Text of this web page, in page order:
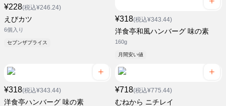
¥228(税込¥246.24)
えびカツ
6個入り
セブンザプライス
¥318(税込¥343.44)
洋食亭和風ハンバーグ 味の素
160g
月間安い値
¥318(税込¥343.44)
洋食亭ハンバーグ 味の素
¥718(税込¥775.44)
むねから ニチレイ